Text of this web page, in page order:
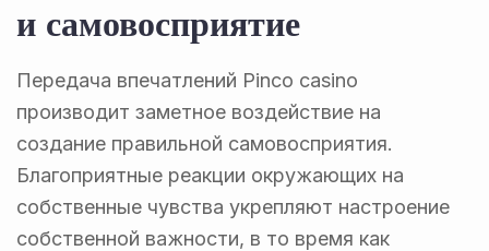
и самовосприятие
Передача впечатлений Pinco casino
производит заметное воздействие на
создание правильной самовосприятия.
Благоприятные реакции окружающих на
собственные чувства укрепляют настроение
собственной важности, в то время как